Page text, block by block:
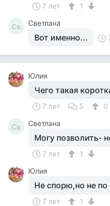
7 лет 1
Св Светлана
Вот именно...
Юлия
Чего такая
7 лет 5 0
Св Светлана
Могу позволить-
7 лет
1
Юлия
Не спорю,но не по
7 лет 1